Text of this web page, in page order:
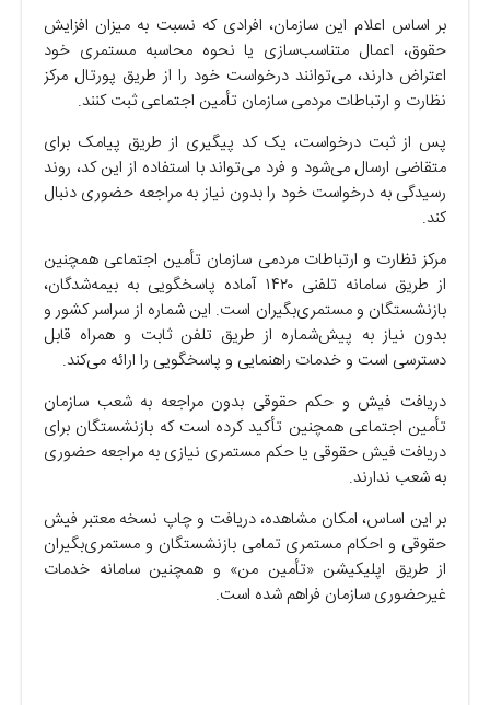
بر اساس اعلام این سازمان، افرادی که نسبت به میزان افزایش
حقوق، اعمال متناسب‌سازی یا نحوه محاسبه مستمری خود
اعتراض دارند، می‌توانند درخواست خود را از طریق پورتال مرکز
نظارت و ارتباطات مردمی سازمان تأمین اجتماعی ثبت کنند.
پس از ثبت درخواست، یک کد پیگیری از طریق پیامک برای
متقاضی ارسال می‌شود و فرد می‌تواند با استفاده از این کد، روند
رسیدگی به درخواست خود را بدون نیاز به مراجعه حضوری دنبال
کند.
مرکز نظارت و ارتباطات مردمی سازمان تأمین اجتماعی همچنین
از طریق سامانه تلفنی ۱۴۲۰ آماده پاسخگویی به بیمه‌شدگان،
بازنشستگان و مستمری‌بگیران است. این شماره از سراسر کشور و
بدون نیاز به پیش‌شماره از طریق تلفن ثابت و همراه قابل
دسترسی است و خدمات راهنمایی و پاسخگویی را ارائه می‌کند.
دریافت فیش و حکم حقوقی بدون مراجعه به شعب سازمان
تأمین اجتماعی همچنین تأکید کرده است که بازنشستگان برای
دریافت فیش حقوقی یا حکم مستمری نیازی به مراجعه حضوری
به شعب ندارند.
بر این اساس، امکان مشاهده، دریافت و چاپ نسخه معتبر فیش
حقوقی و احکام مستمری تمامی بازنشستگان و مستمری‌بگیران
از طریق اپلیکیشن «تأمین من» و همچنین سامانه خدمات
غیرحضوری سازمان فراهم شده است.